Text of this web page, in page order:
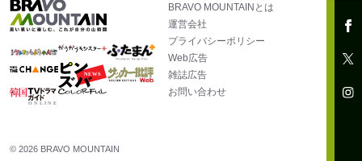
BRAVO MOUNTAINとは
運営会社
プライバシーポリシー
Web広告
雑誌広告
お問い合わせ
© 2026 BRAVO MOUNTAIN